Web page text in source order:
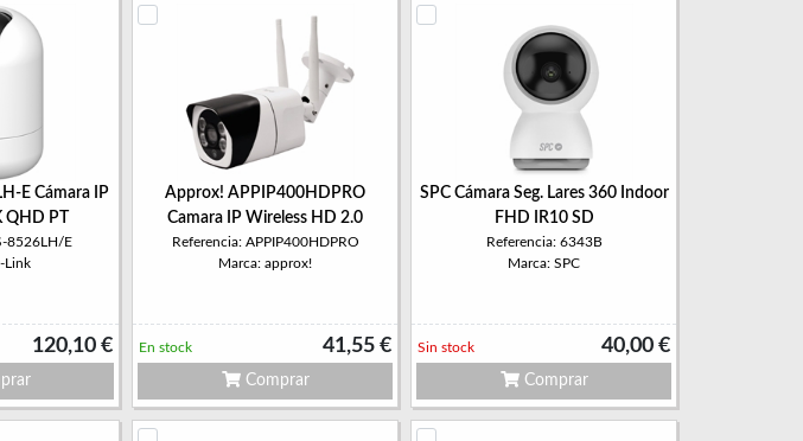
E Cámara IP
PT
8526LH/E
Link
120,10 €
Approx! APPIP400HDPRO
Camara IP Wireless HD 2.0
Referencia: APPIP400HDPRO
Marca: approx!
41,55 €
En stock
Comprar
SPC Cámara Seg. Lares 360 Indoor
FHD IR10 SD
Referencia: 6343B
Marca: SPC
40,00 €
Sin stock
Comprar